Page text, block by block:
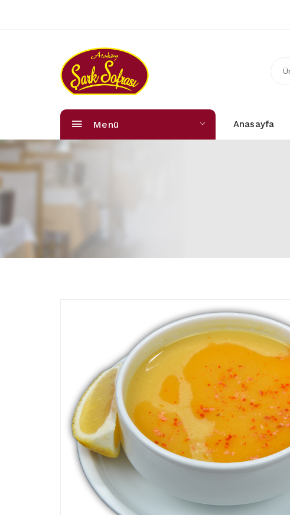
Menü Anasayfa